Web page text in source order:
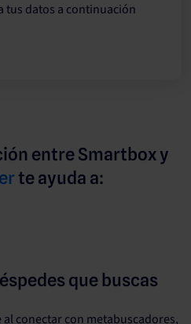
tus datos a continuación
entre Smartbox y
te ayuda a:
que buscas
conectar con metabuscadores,